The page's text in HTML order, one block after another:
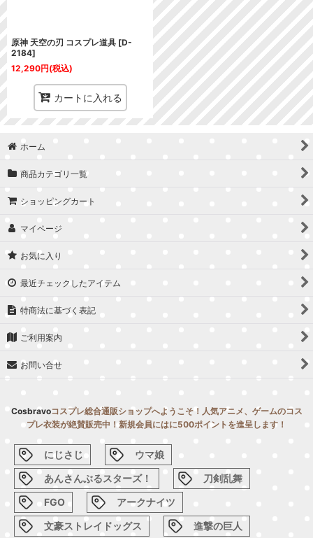
原神 天空の刃 コスプレ道具 [D-
2184]
12,290円(税込)
カートに入れる
ホーム
商品カテゴリ一覧
ショッピングカート
マイページ
お気に入り
最近チェックしたアイテム
特商法に基づく表記
ご利用案内
お問い合せ
Cosbravoコスプレ総合通販ショップへようこそ！人気アニメ、ゲームのコス
プレ衣装が絶賛販売中！新規会員にはに500ポイントを進呈します！
にじさじ
ウマ娘
あんさんぶるスターズ！
刀剣乱舞
FGO
アークナイツ
文豪ストレイドッグス
進撃の巨人